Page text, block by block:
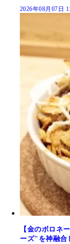
2026年08月07日
【金のボロネ
ーズ"を神融合